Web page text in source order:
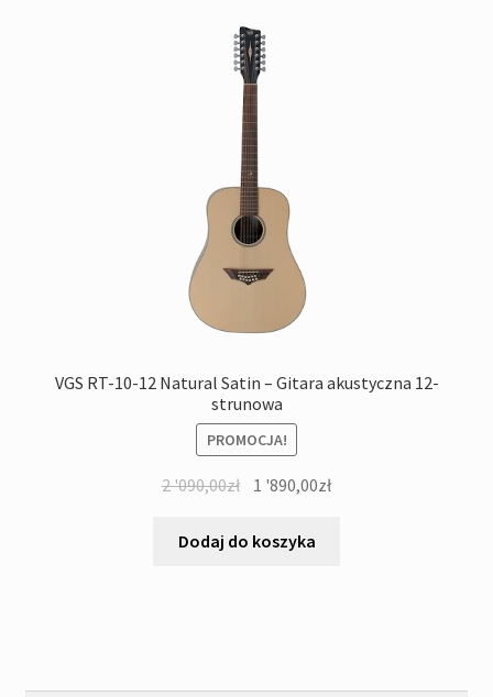
VGS RT-10-12 Natural Satin – Gitara akustyczna 12-
strunowa
PROMOCJA!
2 '090,00zł Pierwotna
wynosiła:
1 '890,00złAktualna
Dodaj do koszyka